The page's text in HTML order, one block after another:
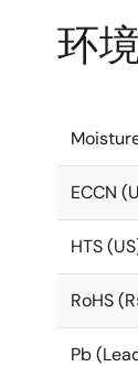
环
ECCN
HTS
RoHS
Pb